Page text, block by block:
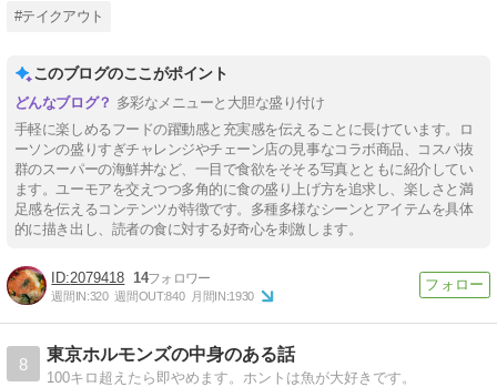
#テイクアウト
このブログのここがポイント
多彩なメニューと大胆な盛り付け
手軽に楽しめるフードの躍動感と充実感を伝えることに長けています。ロ
ーソンの盛りすぎチャレンジやチェーン店の見事なコラボ商品、コスパ抜
群のスーパーの海鮮丼など、一目で食欲をそそる写真とともに紹介してい
ます。ユーモアを交えつつ多角的に食の盛り上げ方を追求し、楽しさと満
足感を伝えるコンテンツが特徴です。多種多様なシーンとアイテムを具体
的に描き出し、読者の食に対する好奇心を刺激します。
2079418 14
週間IN:320 週間OUT:840 月間IN:1930
8
東京ホルモンズの中身のある話
100キロ超えたら即やめます。ホントは魚が大好きです。